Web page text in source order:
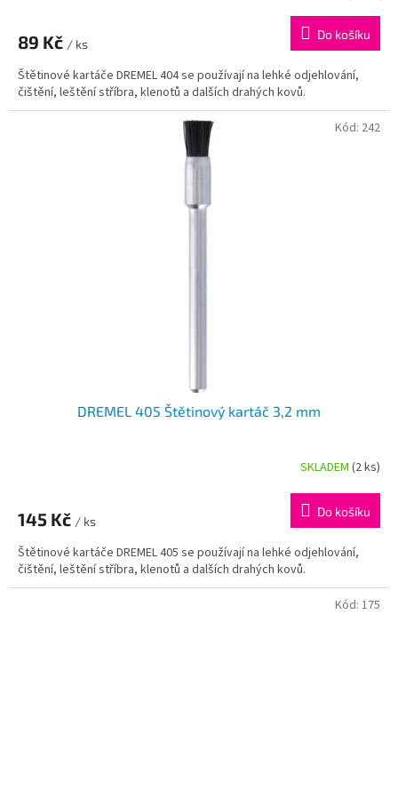
89 Kč / ks
Do košíku
Štětinové kartáče DREMEL 404 se používají na lehké odjehlování,
čištění, leštění stříbra, klenotů a dalších drahých kovů.
DREMEL 405 Štětinový kartáč 3,2 mm
SKLADEM (2 ks)
145 Kč / ks
Do košíku
Štětinové kartáče DREMEL 405 se používají na lehké odjehlování,
čištění, leštění stříbra, klenotů a dalších drahých kovů.
Kód: 242
Kód: 175